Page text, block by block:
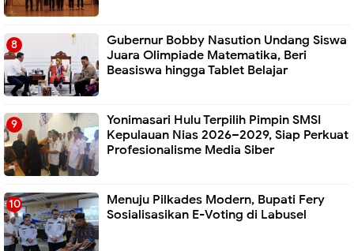
Gubernur Bobby Nasution Undang Siswa
Juara Olimpiade Matematika, Beri
Beasiswa hingga Tablet Belajar
Yonimasari Hulu Terpilih Pimpin SMSI
Kepulauan Nias 2026–2029, Siap Perkuat
Profesionalisme Media Siber
Menuju Pilkades Modern, Bupati Fery
Sosialisasikan E-Voting di Labusel